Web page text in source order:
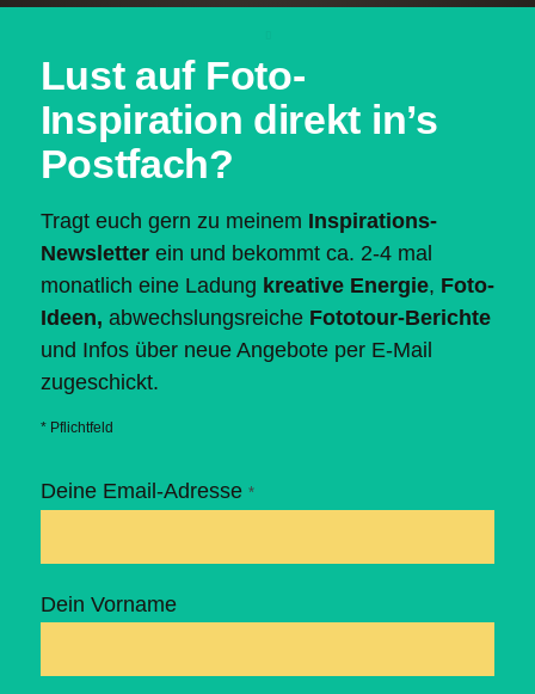
Lust auf Foto-
Inspiration direkt in’s
Postfach?
Tragt euch gern zu meinem Inspirations-
Newsletterein und bekommt ca. 2-4 mal
monatlich eine Ladung kreative Energie, Foto-
Ideen, abwechslungsreiche Fototour-Berichte
und Infos über neue Angebote per E-Mail
zugeschickt.
* Pflichtfeld
Deine Email-Adresse *
Dein Vorname